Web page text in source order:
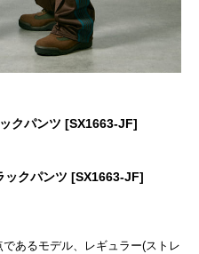
クパンツ [SX1663-JF]
ックパンツ [SX1663-JF]
あるモデル、レギュラー(ストレ